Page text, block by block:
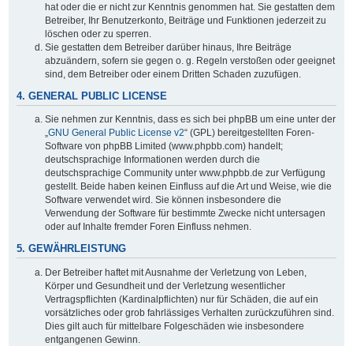
hat oder die er nicht zur Kenntnis genommen hat. Sie gestatten dem
Betreiber, Ihr Benutzerkonto, Beiträge und Funktionen jederzeit zu
löschen oder zu sperren.
Sie gestatten dem Betreiber darüber hinaus, Ihre Beiträge
abzuändern, sofern sie gegen o. g. Regeln verstoßen oder geeignet
sind, dem Betreiber oder einem Dritten Schaden zuzufügen.
4. GENERAL PUBLIC LICENSE
Sie nehmen zur Kenntnis, dass es sich bei phpBB um eine unter der
„GNU General Public License v2“ (GPL) bereitgestellten Foren-
Software von phpBB Limited (www.phpbb.com) handelt;
deutschsprachige Informationen werden durch die
deutschsprachige Community unter www.phpbb.de zur Verfügung
gestellt. Beide haben keinen Einfluss auf die Art und Weise, wie die
Software verwendet wird. Sie können insbesondere die
Verwendung der Software für bestimmte Zwecke nicht untersagen
oder auf Inhalte fremder Foren Einfluss nehmen.
5. GEWÄHRLEISTUNG
Der Betreiber haftet mit Ausnahme der Verletzung von Leben,
Körper und Gesundheit und der Verletzung wesentlicher
Vertragspflichten (Kardinalpflichten) nur für Schäden, die auf ein
vorsätzliches oder grob fahrlässiges Verhalten zurückzuführen sind.
Dies gilt auch für mittelbare Folgeschäden wie insbesondere
entgangenen Gewinn.